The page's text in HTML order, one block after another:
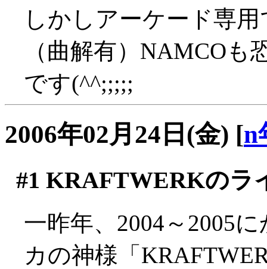
しかしアーケード専
（曲解有）NAMCO
です(^^;;;;;
2006年02月24日(金) [n
#1 KRAFTWERKのラ
一昨年、2004～2005
カの神様「